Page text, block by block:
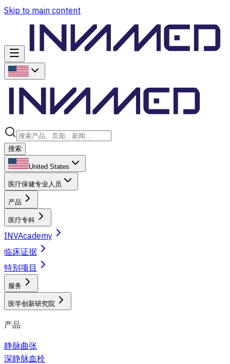
Skip to main content
搜索
United States
医疗保健专业人员
产品
医疗专科
INVAcademy
临床证据
特别项目
服务
医学创新研究院
产品
静脉曲张
深静脉血栓